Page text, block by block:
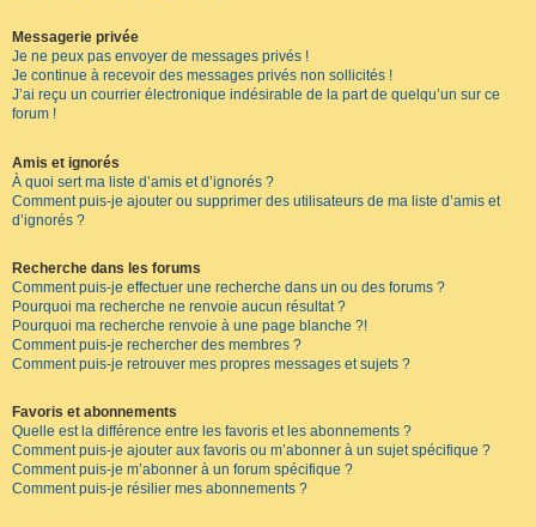
Messagerie privée
Je ne peux pas envoyer de messages privés !
Je continue à recevoir des messages privés non sollicités !
J’ai reçu un courrier électronique indésirable de la part de quelqu’un sur ce
forum !
Amis et ignorés
À quoi sert ma liste d’amis et d’ignorés ?
Comment puis-je ajouter ou supprimer des utilisateurs de ma liste d’amis et
d’ignorés ?
Recherche dans les forums
Comment puis-je effectuer une recherche dans un ou des forums ?
Pourquoi ma recherche ne renvoie aucun résultat ?
Pourquoi ma recherche renvoie à une page blanche ?!
Comment puis-je rechercher des membres ?
Comment puis-je retrouver mes propres messages et sujets ?
Favoris et abonnements
Quelle est la différence entre les favoris et les abonnements ?
Comment puis-je ajouter aux favoris ou m’abonner à un sujet spécifique ?
Comment puis-je m’abonner à un forum spécifique ?
Comment puis-je résilier mes abonnements ?